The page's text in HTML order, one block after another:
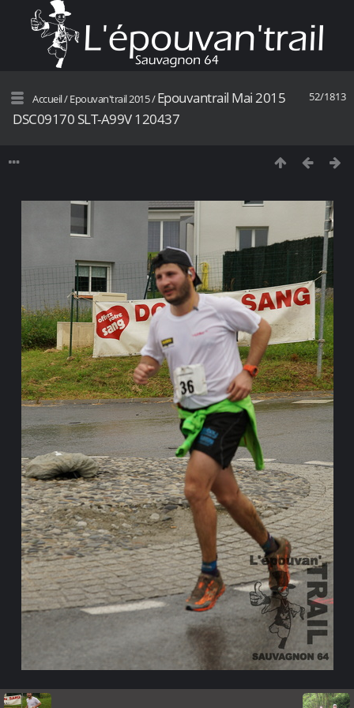
52/1813
Accueil/Epouvan'trail 2015/Epouvantrail Mai 2015
DSC09170 SLT-A99V 120437